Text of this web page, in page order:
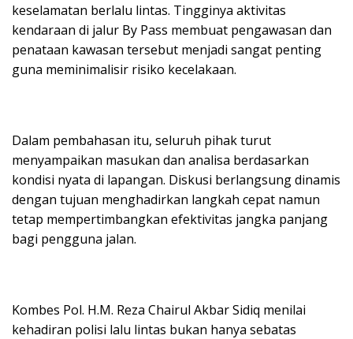
keselamatan berlalu lintas. Tingginya aktivitas
kendaraan di jalur By Pass membuat pengawasan dan
penataan kawasan tersebut menjadi sangat penting
guna meminimalisir risiko kecelakaan.
Dalam pembahasan itu, seluruh pihak turut
menyampaikan masukan dan analisa berdasarkan
kondisi nyata di lapangan. Diskusi berlangsung dinamis
dengan tujuan menghadirkan langkah cepat namun
tetap mempertimbangkan efektivitas jangka panjang
bagi pengguna jalan.
Kombes Pol. H.M. Reza Chairul Akbar Sidiq menilai
kehadiran polisi lalu lintas bukan hanya sebatas